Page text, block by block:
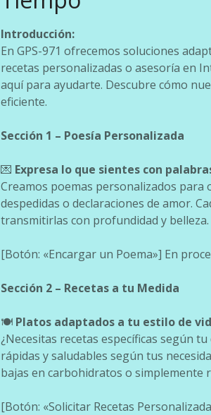
Introducción:
En GPS-971 ofrecemos soluciones
recetas personalizadas o asesoría en
aquí para ayudarte. Descubre cómo
eficiente.
Sección 1 – Poesía Personalizada
💌 Expresa lo que sientes con
Creamos poemas personalizados para
despedidas o declaraciones de amor.
transmitirlas con profundidad y belleza.
[Botón: «Encargar un Poema»] En
Sección 2 – Recetas a tu Medida
🍽️ Platos adaptados a tu estilo de
¿Necesitas recetas específicas según
rápidas y saludables según tus
bajas en carbohidratos o simplemente
[Botón: «Solicitar Recetas